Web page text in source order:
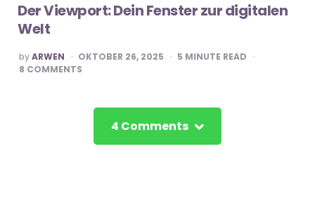
Der Viewport: Dein Fenster zur digitalen
Welt
POSTED
BY
byARWEN OKTOBER 26, 2025 5 MINUTE READ
8 COMMENTS
4 Comments